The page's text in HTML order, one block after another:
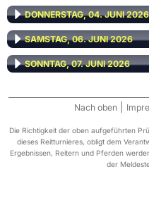
DONNERSTAG, 04. JUNI 2026
SAMSTAG, 06. JUNI 2026
SONNTAG, 07. JUNI 2026
Nach oben
Die Richtigkeit der oben aufgeführten
dieses Reitturnieres, obligt dem
Ergebnissen, Reitern und Pferden
der